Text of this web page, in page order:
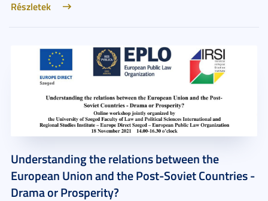
Részletek
Understanding the relations between the
European Union and the Post-Soviet Countries -
Drama or Prosperity?